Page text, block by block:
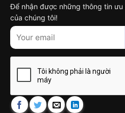
Để nhận được những thông tin ưu
của chúng tôi!